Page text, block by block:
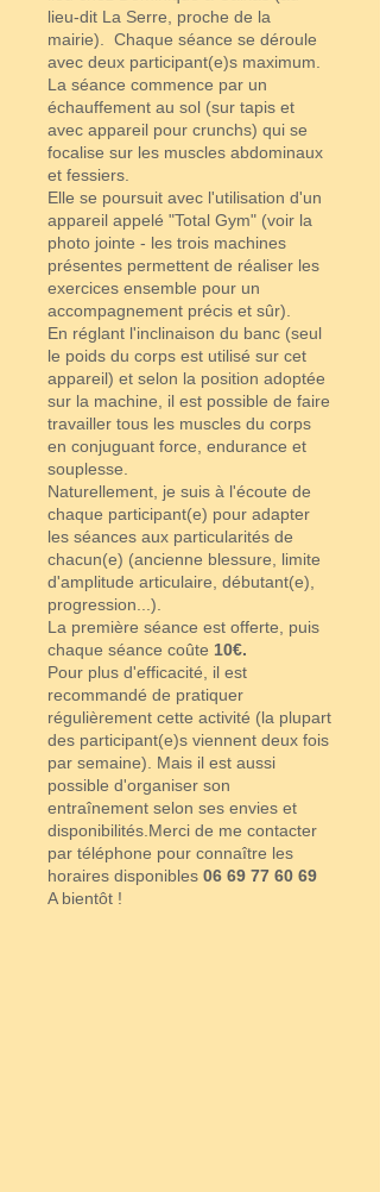
lieu-dit La Serre, proche de la
mairie). Chaque séance se déroule
avec deux participant(e)s maximum.
La séance commence par un
échauffement au sol (sur tapis et
avec appareil pour crunchs) qui se
focalise sur les muscles abdominaux
et fessiers.
Elle se poursuit avec l'utilisation d'un
appareil appelé "Total Gym" (voir la
photo jointe - les trois machines
présentes permettent de réaliser les
exercices ensemble pour un
accompagnement précis et sûr).
En réglant l'inclinaison du banc (seul
le poids du corps est utilisé sur cet
appareil) et selon la position adoptée
sur la machine, il est possible de faire
travailler tous les muscles du corps
en conjuguant force, endurance et
souplesse.
Naturellement, je suis à l'écoute de
chaque participant(e) pour adapter
les séances aux particularités de
chacun(e) (ancienne blessure, limite
d'amplitude articulaire, débutant(e),
progression...).
La première séance est offerte, puis
chaque séance coûte 10€.
Pour plus d'efficacité, il est
recommandé de pratiquer
régulièrement cette activité (la plupart
des participant(e)s viennent deux fois
par semaine). Mais il est aussi
possible d'organiser son
entraînement selon ses envies et
disponibilités.Merci de me contacter
par téléphone pour connaître les
horaires disponibles 06 69 77 60 69
A bientôt !